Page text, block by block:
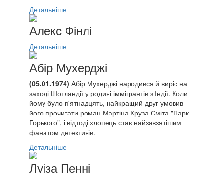
Детальніше
Алекс Фінлі
Детальніше
Абір Мухерджі
(05.01.1974) Абір Мухерджі народився й виріс на
заході Шотландії у родині іммігрантів з Індії. Коли
йому було п'ятнадцять, найкращий друг умовив
його прочитати роман Мартіна Круза Сміта "Парк
Горького", і відтоді хлопець став найзавзятішим
фанатом детективів.
Детальніше
Луіза Пенні